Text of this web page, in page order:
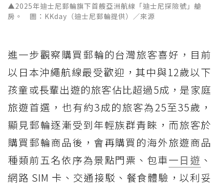
▲2025年迪士尼郵輪旗下首艘亞洲航線「迪士尼探險號」艙
房。 圖：KKday（迪士尼郵輪提供）／來源
進一步觀察購買郵輪的台灣旅客喜好，目前
以日本沖繩航線最受歡迎，其中與12歲以下
孩童或長輩出遊的旅客佔比超過5成，是家庭
旅遊首選，也有約3成的旅客為25至35歲，
顯見郵輪逐漸受到年輕族群青睞，而旅客於
購買郵輪商品後，會再購買的海外旅遊商品
種類前五名依序為景點門票、包車一日遊 、
網路 SIM 卡、交通接駁、餐食體驗，以利妥